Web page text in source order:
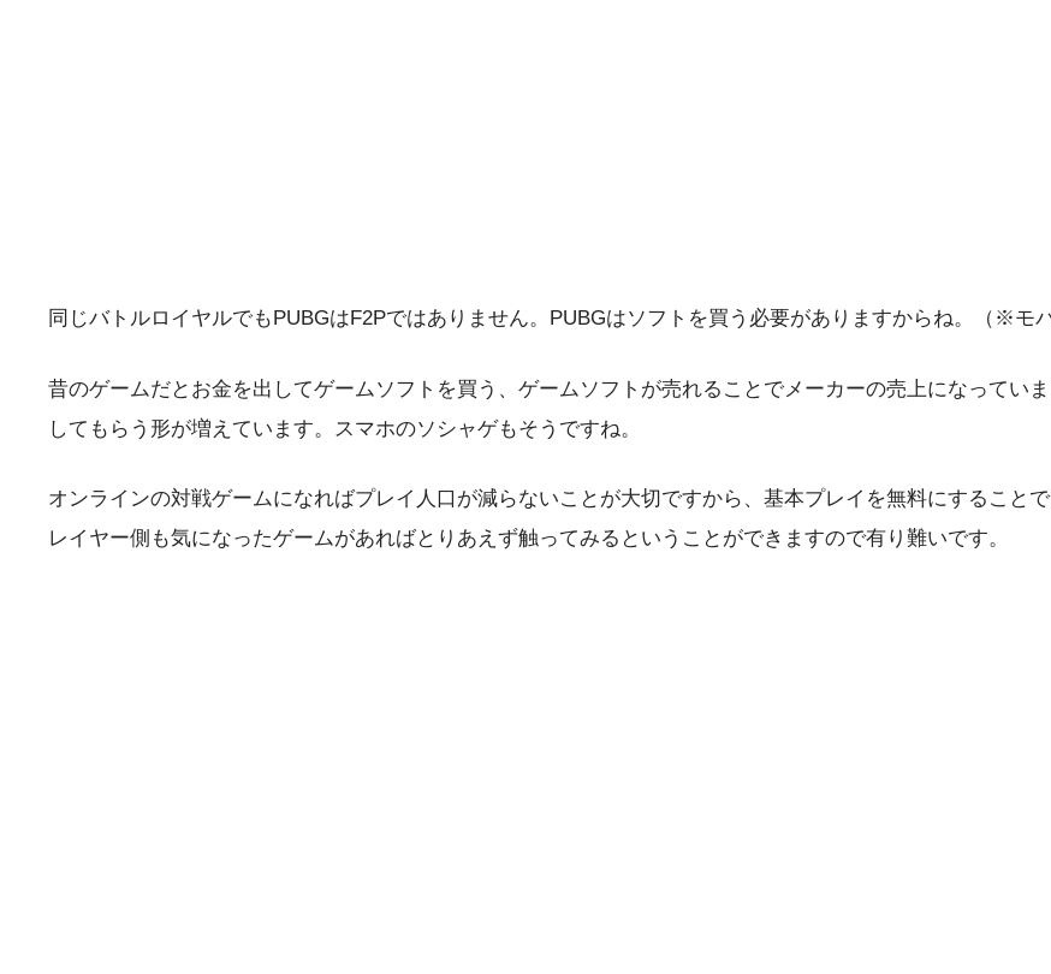
同じバトルロイヤルでもPUBGはF2Pではありません。PUBGはソフトを買う必要がありますからね。（※モ
昔のゲームだとお金を出してゲームソフトを買う、ゲームソフトが売れることでメーカーの売上になってい
してもらう形が増えています。スマホのソシャゲもそうですね。
オンラインの対戦ゲームになればプレイ人口が減らないことが大切ですから、基本プレイを無料にすること
レイヤー側も気になったゲームがあればとりあえず触ってみるということができますので有り難いです。